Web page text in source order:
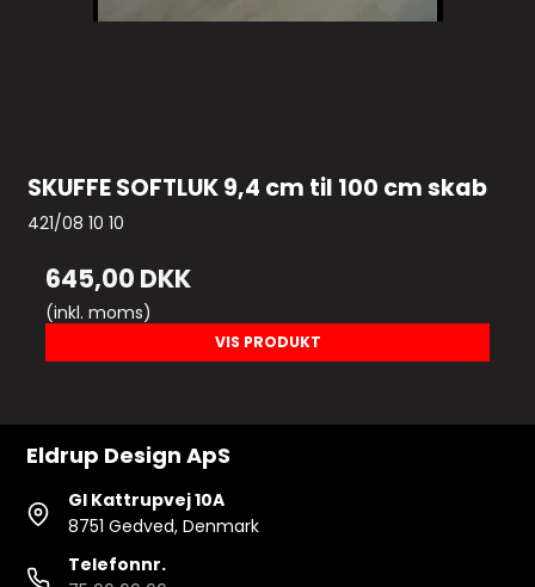
SKUFFE SOFTLUK 9,4 cm til 100 cm skab
421/08 10 10
645,00 DKK
(inkl. moms)
VIS PRODUKT
Eldrup Design ApS
Gl Kattrupvej 10A
8751 Gedved, Denmark
Telefonnr.